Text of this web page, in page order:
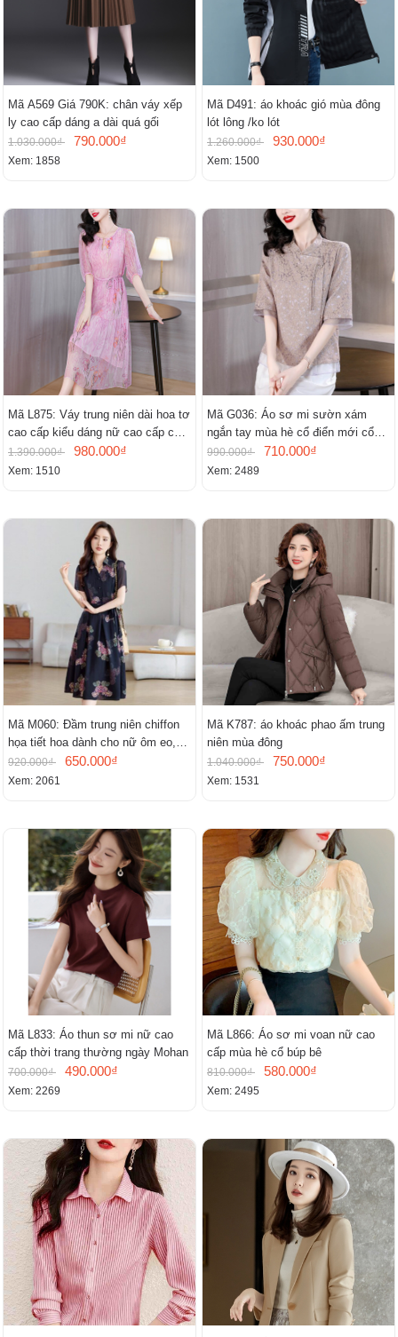
Mã A569 Giá 790K: chân váy xếp
ly cao cấp dáng a dài quá gối
1.030.000₫ 790.000₫
Xem: 1858
Mã D491: áo khoác gió mùa đông
lót lông /ko lót
1.260.000₫ 930.000₫
Xem: 1500
Mã L875: Váy trung niên dài hoa tơ
cao cấp kiểu dáng nữ cao cấp cao
cấp thần
1.390.000₫ 980.000₫
Xem: 1510
Mã G036: Áo sơ mi sườn xám
ngắn tay mùa hè cổ điển mới cổ
đứng
990.000₫ 710.000₫
Xem: 2489
Mã M060: Đầm trung niên chiffon
họa tiết hoa dành cho nữ ôm eo,
cổ chữ V, đầm midi tay ngắn thanh
lịch.
920.000₫ 650.000₫
Xem: 2061
Mã K787: áo khoác phao ấm trung
niên mùa đông
1.040.000₫ 750.000₫
Xem: 1531
Mã L833: Áo thun sơ mi nữ cao
cấp thời trang thường ngày Mohan
700.000₫ 490.000₫
Xem: 2269
Mã L866: Áo sơ mi voan nữ cao
cấp mùa hè cổ búp bê
810.000₫ 580.000₫
Xem: 2495